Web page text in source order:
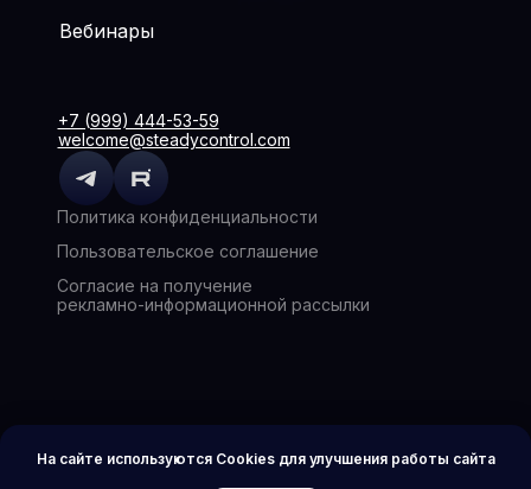
На сайте используются Cookies для улучшения работы сайта
+7 (999) 444-53-59
welcome@steadycontrol.com
Согласие на получение
рекламно-информационной рассылки
Пользовательское соглашение
Политика конфиденциальности
Вебинары